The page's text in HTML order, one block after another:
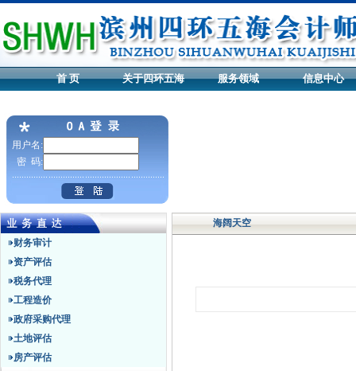
首 页 关于四环五海 服务领域 信息中心
用户名:
密 码:
财务审计
资产评估
税务代理
工程造价
政府采购代理
土地评估
房产评估
海阔天空